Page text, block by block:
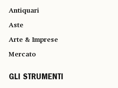
Antiquari
Aste
Arte & Imprese
Mercato
GLI STRUMENTI